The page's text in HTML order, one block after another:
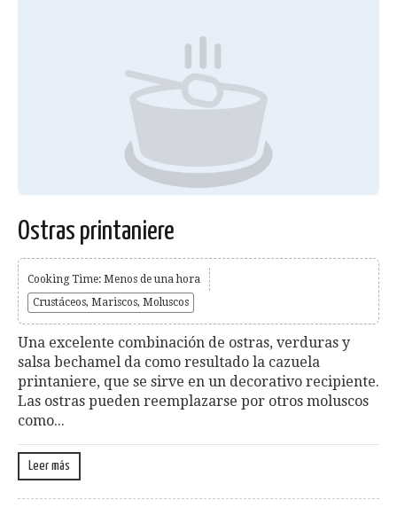
Ostras printaniere
Cooking Time: Menos de una hora
Crustáceos, Mariscos, Moluscos
Una excelente combinación de ostras, verduras y
salsa bechamel da como resultado la cazuela
printaniere, que se sirve en un decorativo recipiente.
Las ostras pueden reemplazarse por otros moluscos
como...
Leer más